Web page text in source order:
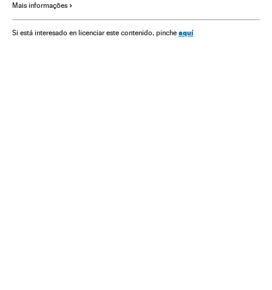
Generalitat Catalunha
Gobierno autonómico Conflitos políticos
Mais informações
Si está interesado en licenciar este contenido, pinche aquí